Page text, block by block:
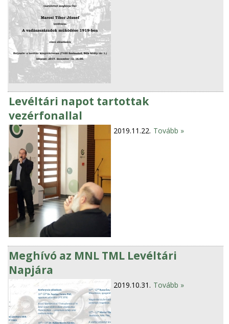
Levéltári napot tartottak
vezérfonallal
2019.11.22. Tovább »
Meghívó az MNL TML Levéltári
Napjára
2019.10.31. Tovább »